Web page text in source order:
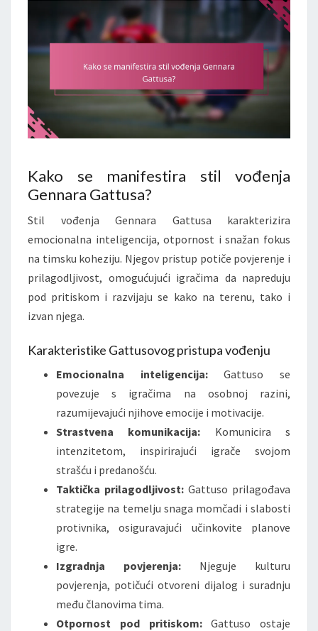
Kako se manifestira stil vođenja
Gennara Gattusa?
Stil vođenja Gennara Gattusa karakterizira
emocionalna inteligencija, otpornost i snažan fokus
na timsku koheziju. Njegov pristup potiče povjerenje i
prilagodljivost, omogućujući igračima da napreduju
pod pritiskom i razvijaju se kako na terenu, tako i
izvan njega.
Karakteristike Gattusovog pristupa vođenju
Emocionalna inteligencija:Gattuso se
povezuje s igračima na osobnoj razini,
razumijevajući njihove emocije i motivacije.
Strastvena komunikacija: Komunicira s
intenzitetom, inspirirajući igrače svojom
strašću i predanošću.
Taktička prilagodljivost: Gattuso prilagođava
strategije na temelju snaga momčadi i slabosti
protivnika, osiguravajući učinkovite planove
igre.
Izgradnja povjerenja: Njeguje kulturu
povjerenja, potičući otvoreni dijalog i suradnju
među članovima tima.
Otpornost pod pritiskom:Gattuso ostaje